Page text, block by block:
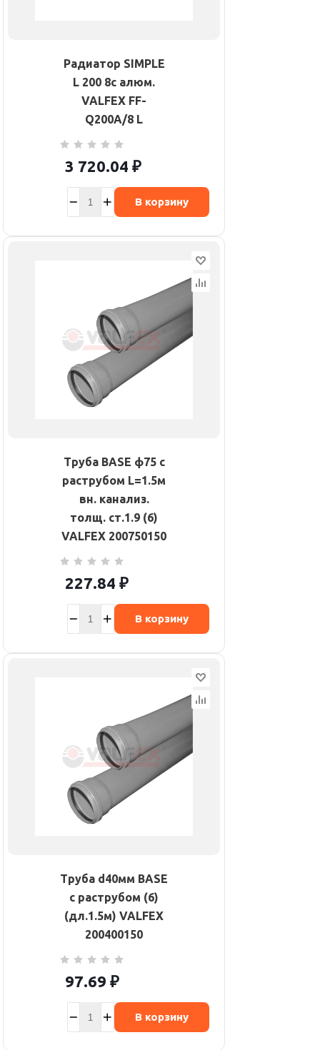
Радиатор SIMPLE
L 200 8с алюм.
VALFEX FF-
Q200A/8 L
3 720.04 ₽
В корзину
Труба BASE ф75 с
раструбом L=1.5м
вн. канализ.
толщ. ст.1.9 (6)
VALFEX 200750150
227.84 ₽
В корзину
Труба d40мм BASE
с раструбом (6)
(дл.1.5м) VALFEX
200400150
97.69 ₽
В корзину